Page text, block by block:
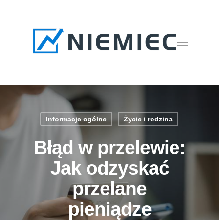
Menu
Informacje ogólne Życie i rodzina
Błąd w przelewie:
Jak odzyskać
przelane
pieniądze